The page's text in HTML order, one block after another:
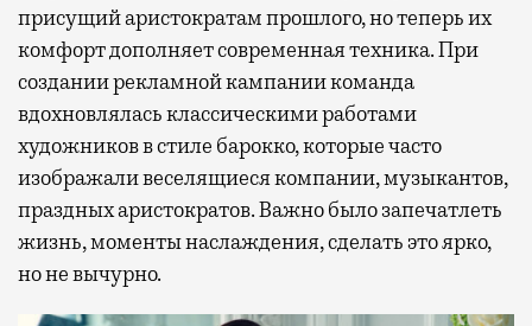
присущий аристократам прошлого, но теперь их
комфорт дополняет современная техника. При
создании рекламной кампании команда
вдохновлялась классическими работами
художников в стиле барокко, которые часто
изображали веселящиеся компании, музыкантов,
праздных аристократов. Важно было запечатлеть
жизнь, моменты наслаждения, сделать это ярко,
но не вычурно.